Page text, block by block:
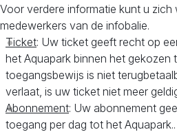
Voor verdere informatie kunt u
medewerkers van de infobalie.
Ticket: Uw ticket geeft recht op
het Aquapark binnen het gekozen
toegangsbewijs is niet
verlaat, is uw ticket niet meer
Abonnement: Uw abonnement
toegang per dag tot het